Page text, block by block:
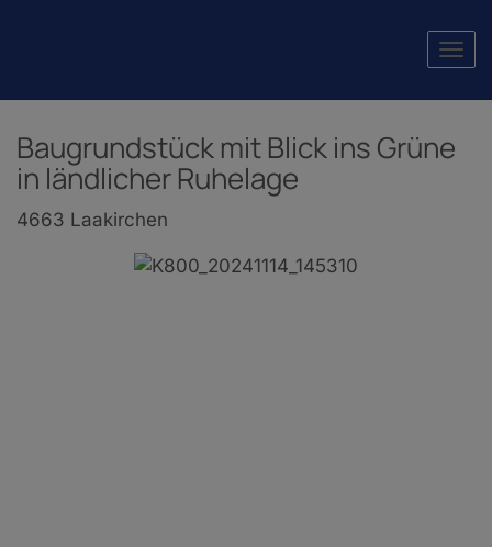
Baugrundstück mit Blick ins Grüne
in ländlicher Ruhelage
4663 Laakirchen